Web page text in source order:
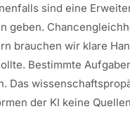
sind eine
geben.
brauchen wir klare
Bestimmte
Das
der KI keine